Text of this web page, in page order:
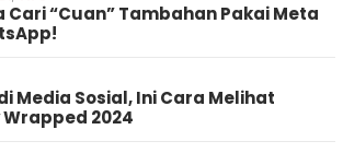
Cari “Cuan” Tambahan Pakai Meta
Media Sosial, Ini Cara Melihat
2024